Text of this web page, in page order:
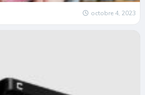
octobre 4, 2023